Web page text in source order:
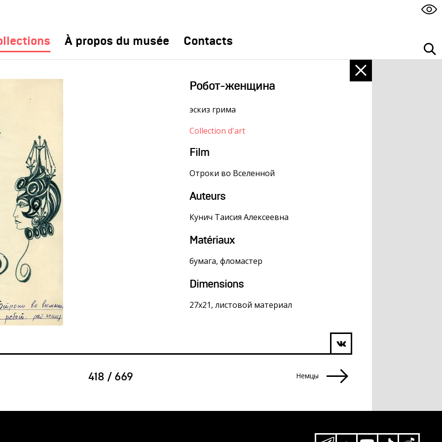
À propos du musée Contacts
Робот-женщина
эскиз грима
Collection d'art
Film
Отроки во Вселенной
Auteurs
Кунич Таисия Алексеевна
Matériaux
бумага, фломастер
Dimensions
27х21, листовой материал
418 / 669 Немцы